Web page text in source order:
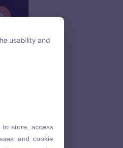
usability and
and cookie
can revoke
usability and
to store, access
and cookie